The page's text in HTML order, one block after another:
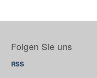
Folgen Sie uns
RSS